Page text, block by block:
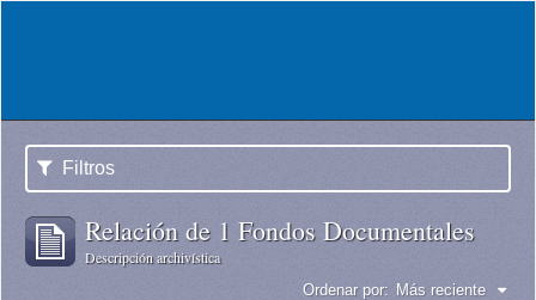
Filtros
Relación de 1 Fondos Documentales
Descripción archivística
Ordenar por: Más reciente